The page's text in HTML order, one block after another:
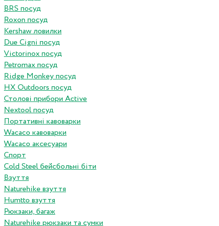
BRS посуд
Roxon посуд
Kershaw ловилки
Due Cigni посуд
Victorinox посуд
Petromax посуд
Ridge Monkey посуд
HX Outdoors посуд
Столові прибори Active
Nextool посуд
Портативні кавоварки
Wacaco кавоварки
Wacaco аксесуари
Спорт
Cold Steel бейсбольні біти
Взуття
Naturehike взуття
Humtto взуття
Рюкзаки, багаж
Naturehike рюкзаки та сумки